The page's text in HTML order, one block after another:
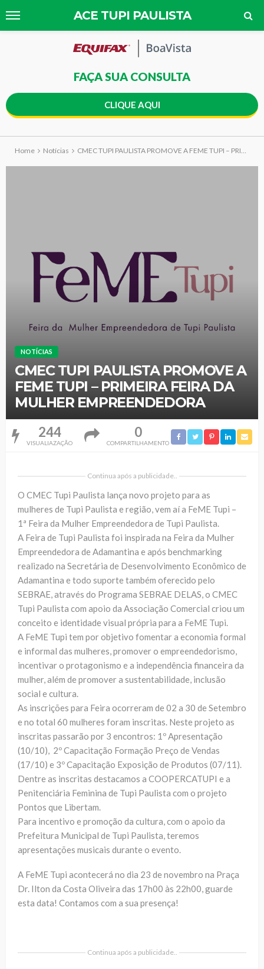
ACE TUPI PAULISTA
FAÇA SUA CONSULTA
CLIQUE AQUI
Home Notícias CMEC TUPI PAULISTA PROMOVE A FEME TUPI – PRIMEIRA FEIRA DA MULHER EMPREENDEDORA
NOTÍCIAS
CMEC TUPI PAULISTA PROMOVE A
FEME TUPI – PRIMEIRA FEIRA DA
MULHER EMPREENDEDORA
244
VISUALIAZAÇÃO
0
COMPARTILHAMENTO
Continua após a publicidade..
O CMEC Tupi Paulista lança novo projeto para as
mulheres de Tupi Paulista e região, vem aí a FeME Tupi –
1ª Feira da Mulher Empreendedora de Tupi Paulista.
A Feira de Tupi Paulista foi inspirada na Feira da Mulher
Empreendedora de Adamantina e após benchmarking
realizado na Secretária de Desenvolvimento Econômico de
Adamantina e todo suporte também oferecido pelo
SEBRAE, através do Programa SEBRAE DELAS, o CMEC
Tupi Paulista com apoio da Associação Comercial criou um
conceito e identidade visual própria para a FeME Tupi.
A FeME Tupi tem por objetivo fomentar a economia formal
e informal das mulheres, promover o empreendedorismo,
incentivar o protagonismo e a independência financeira da
mulher, além de promover a sustentabilidade, inclusão
social e cultura.
As inscrições para Feira ocorreram de 02 a 30 de Setembro
e no total 60 mulheres foram inscritas. Neste projeto as
inscritas passarão por 3 encontros: 1º Apresentação
(10/10), 2º Capacitação Formação Preço de Vendas
(17/10) e 3º Capacitação Exposição de Produtos (07/11).
Dentre as inscritas destacamos a COOPERCATUPI e a
Penitenciária Feminina de Tupi Paulista com o projeto
Pontos que Libertam.
Para incentivo e promoção da cultura, com o apoio da
Prefeitura Municipal de Tupi Paulista, teremos
apresentações musicais durante o evento.
A FeME Tupi acontecerá no dia 23 de novembro na Praça
Dr. Ilton da Costa Oliveira das 17h00 às 22h00, guarde
esta data! Contamos com a sua presença!
Continua após a publicidade..